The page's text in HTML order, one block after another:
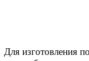
Для изготовления